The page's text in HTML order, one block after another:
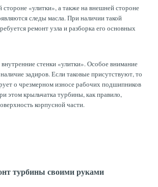
стороне «улитки», а также на внешней стороне
следы масла. При наличии такой
ремонт узла и разборка его основных
стенки «улитки». Особое внимание
задиров. Если таковые присутствуют, то
о чрезмерном износе рабочих подшипников
этом крыльчатка турбины, как правило,
корпусной части.
турбины своими руками